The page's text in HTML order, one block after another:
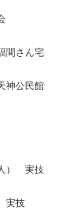
さん宅
公民館
） 実技
技